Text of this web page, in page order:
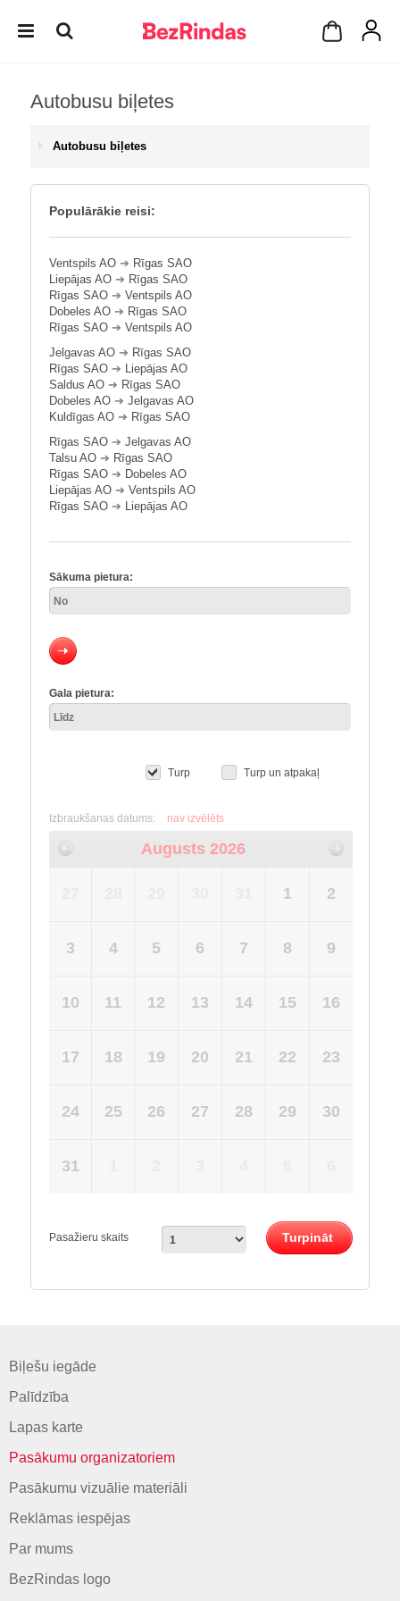
Autobusu biļetes
Autobusu biļetes
Populārākie reisi:
Ventspils AO ➔ Rīgas SAO
Liepājas AO ➔ Rīgas SAO
Rīgas SAO ➔ Ventspils AO
Dobeles AO ➔ Rīgas SAO
Rīgas SAO ➔ Ventspils AO
Jelgavas AO ➔ Rīgas SAO
Rīgas SAO ➔ Liepājas AO
Saldus AO ➔ Rīgas SAO
Dobeles AO ➔ Jelgavas AO
Kuldīgas AO ➔ Rīgas SAO
Rīgas SAO ➔ Jelgavas AO
Talsu AO ➔ Rīgas SAO
Rīgas SAO ➔ Dobeles AO
Liepājas AO ➔ Ventspils AO
Rīgas SAO ➔ Liepājas AO
Sākuma pietura:
Gala pietura:
Turp Turp un atpakaļ
Izbraukšanas datums: nav izvēlēts
Augusts 2026
1 2
3 4 5 6 7 8 9
10 11 12 13 14 15 16
17 18 19 20 21 22 23
24 25 26 27 28 29 30
31
Pasažieru skaits Turpināt
Biļešu iegāde
Palīdzība
Lapas karte
Pasākumu organizatoriem
Pasākumu vizuālie materiāli
Reklāmas iespējas
Par mums
BezRindas logo